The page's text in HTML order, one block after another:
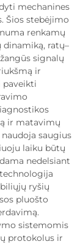
mechanines
Šios stebėjimo
renkamų
ratų–
signalų
ir
paveikti
ir matavimų
saugius
laiku būtų
nedelsiant
ryšių
pluošto
sistemomis
protokolus ir